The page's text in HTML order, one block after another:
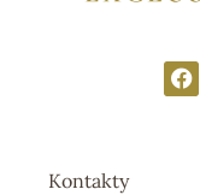
Kontakty